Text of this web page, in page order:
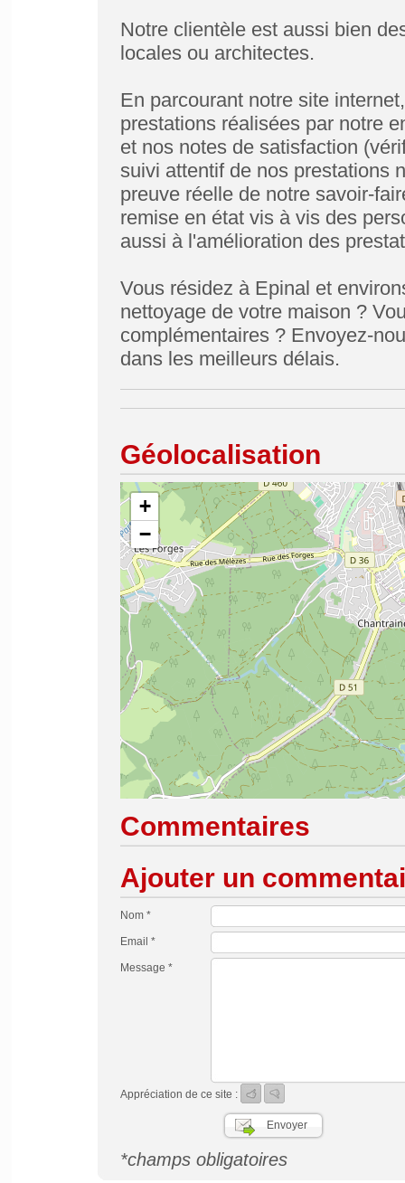
Notre clientèle est aussi bien
locales ou architectes.
En parcourant notre site
prestations réalisées par notre
et nos notes de satisfaction
suivi attentif de nos prestations
preuve réelle de notre savoir-
remise en état vis à vis des
aussi à l'amélioration des
Vous résidez à Epinal et
nettoyage de votre maison ?
complémentaires ? Envoyez-
dans les meilleurs délais.
Géolocalisation
+
−
Commentaires
Ajouter un
Nom *
Email *
Message *
Appréciation de ce site :
*champs obligatoires